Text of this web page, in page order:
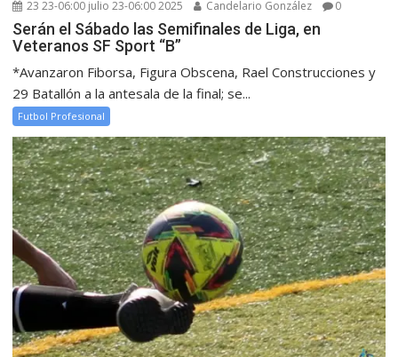
23 23-06:00 julio 23-06:00 2025 Candelario González 0
Serán el Sábado las Semifinales de Liga, en
Veteranos SF Sport “B”
*Avanzaron Fiborsa, Figura Obscena, Rael Construcciones y
29 Batallón a la antesala de la final; se...
Futbol Profesional